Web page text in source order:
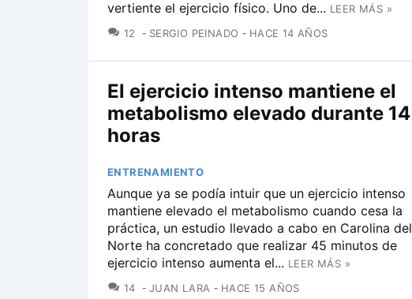
vertiente el ejercicio físico. Uno de... LEER MÁS »
12
COMENTARIOS
SERGIO PEINADO HACE 14 AÑOS
El ejercicio intenso mantiene el
metabolismo elevado durante 14
horas
ENTRENAMIENTO
Aunque ya se podía intuir que un ejercicio intenso
mantiene elevado el metabolismo cuando cesa la
práctica, un estudio llevado a cabo en Carolina del
Norte ha concretado que realizar 45 minutos de
ejercicio intenso aumenta el... LEER MÁS »
14 COMENTARIOS
JUAN LARA HACE 15 AÑOS